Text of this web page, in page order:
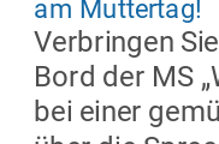
am Muttertag!
Verbringen
Bord der MS
bei einer